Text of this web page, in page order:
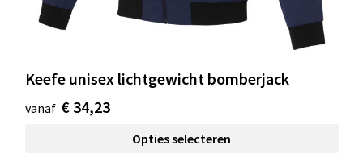
Keefe unisex lichtgewicht bomberjack
vanaf € 34,23
Opties selecteren